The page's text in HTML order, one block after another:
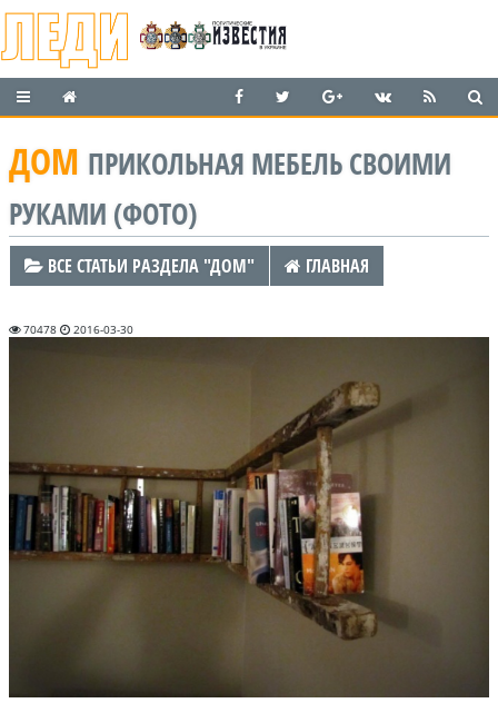
ДОМ ПРИКОЛЬНАЯ МЕБЕЛЬ СВОИМИ
РУКАМИ (ФОТО)
ВСЕ СТАТЬИ РАЗДЕЛА "ДОМ" ГЛАВНАЯ
70478 2016-03-30